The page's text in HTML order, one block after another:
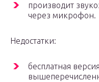
производит
через микрофон.
Недостатки:
бесплатная